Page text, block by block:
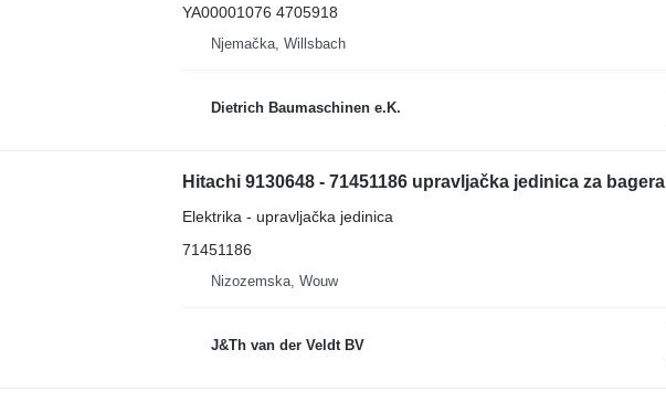
YA00001076 4705918
Njemačka, Willsbach
Dietrich Baumaschinen e.K.
Hitachi 9130648 - 71451186 upravljačka jedinica za bagera
Elektrika - upravljačka jedinica
71451186
Nizozemska, Wouw
J&Th van der Veldt BV